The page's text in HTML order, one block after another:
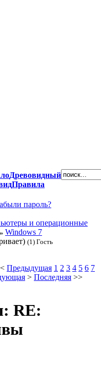
Древовидный
Правила
пароль?
и операционные
Windows 7
(1) Гость
< Предыдущая 1 2 3 4 5 6 7
> Последняя >>
RE: